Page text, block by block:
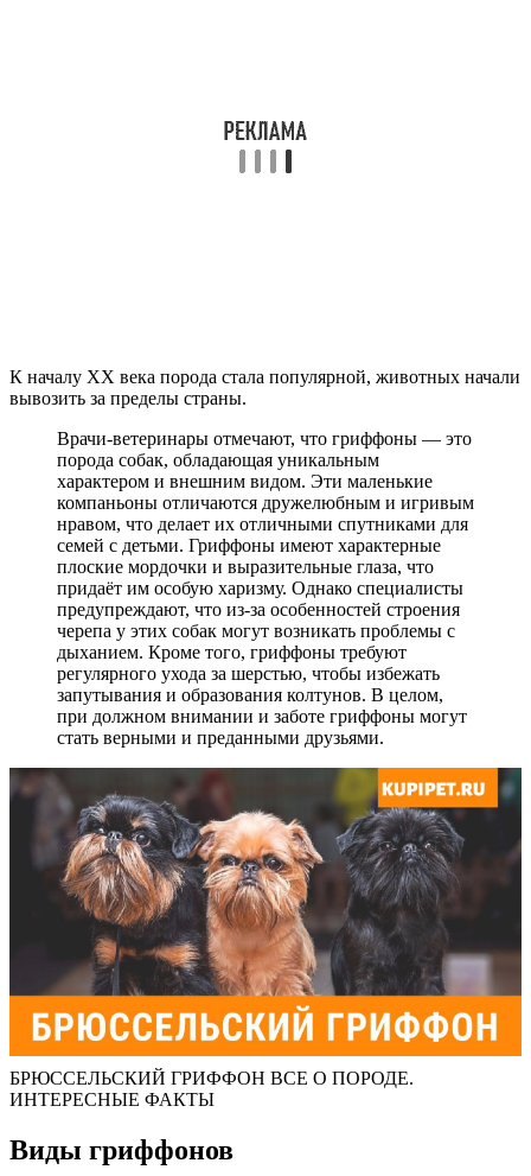
К началу XX века порода стала популярной, животных начали
вывозить за пределы страны.
Врачи-ветеринары отмечают, что гриффоны — это
порода собак, обладающая уникальным
характером и внешним видом. Эти маленькие
компаньоны отличаются дружелюбным и игривым
нравом, что делает их отличными спутниками для
семей с детьми. Гриффоны имеют характерные
плоские мордочки и выразительные глаза, что
придаёт им особую харизму. Однако специалисты
предупреждают, что из-за особенностей строения
черепа у этих собак могут возникать проблемы с
дыханием. Кроме того, гриффоны требуют
регулярного ухода за шерстью, чтобы избежать
запутывания и образования колтунов. В целом,
при должном внимании и заботе гриффоны могут
стать верными и преданными друзьями.
БРЮССЕЛЬСКИЙ ГРИФФОН ВСЕ О ПОРОДЕ.
ИНТЕРЕСНЫЕ ФАКТЫ
Виды гриффонов